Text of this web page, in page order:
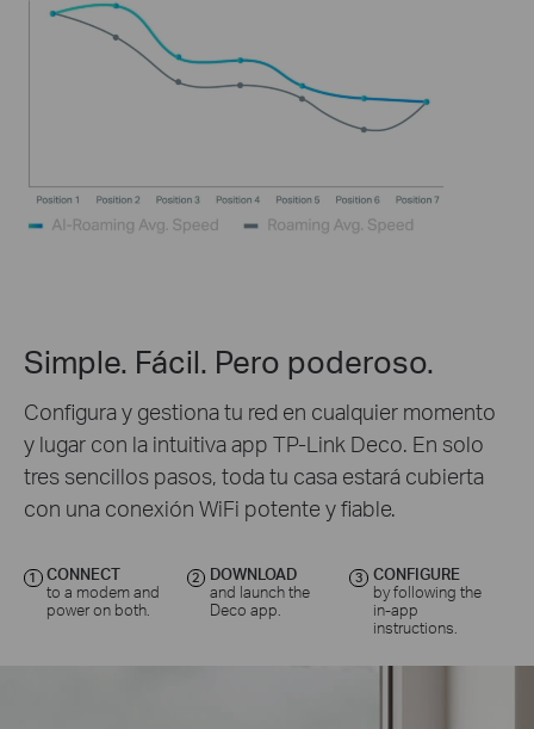
Simple. Fácil. Pero poderoso.
Configura y gestiona tu red en cualquier momento
y lugar con la intuitiva app TP-Link Deco. En solo
tres sencillos pasos, toda tu casa estará cubierta
con una conexión WiFi potente y fiable.
1 CONNECT
to a modem and
power on both.
2
DOWNLOAD
and launch the
Deco app.
3
CONFIGURE
by following the
in-app
instructions.